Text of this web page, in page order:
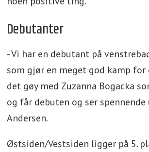
Debutanter
- Vi har en debutant på
som gjør en meget god kamp for
det gøy med Zuzanna Bogacka
og får debuten og ser spennende
Andersen.
Østsiden/Vestsiden ligger på 5.